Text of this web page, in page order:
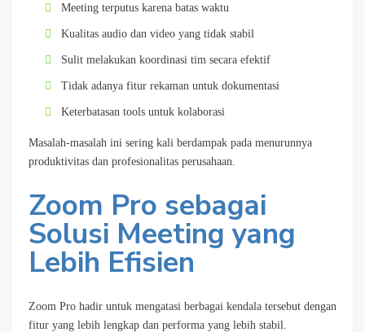
Meeting terputus karena batas waktu
Kualitas audio dan video yang tidak stabil
Sulit melakukan koordinasi tim secara efektif
Tidak adanya fitur rekaman untuk dokumentasi
Keterbatasan tools untuk kolaborasi
Masalah-masalah ini sering kali berdampak pada menurunnya
produktivitas dan profesionalitas perusahaan.
Zoom Pro sebagai
Solusi Meeting yang
Lebih Efisien
Zoom Pro hadir untuk mengatasi berbagai kendala tersebut dengan
fitur yang lebih lengkap dan performa yang lebih stabil.